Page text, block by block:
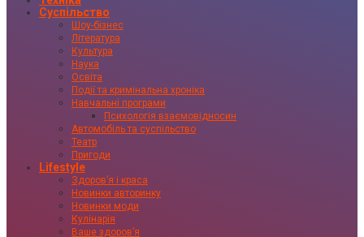
Суспільство
Шоу-бізнес
Література
Культура
Наука
Освіта
Події та кримінальна хроніка
Навчальні програми
Психологія взаємовідносин
Автомобіль та суспільство
Театр
Пригоди
Lifestyle
Здоровʼя і краса
Новинки авторинку
Новинки моди
Кулінарія
Ваше здоровʼя